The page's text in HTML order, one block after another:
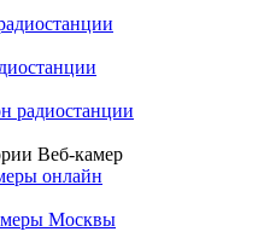
радиостанции
Веб-камер
онлайн
Москвы